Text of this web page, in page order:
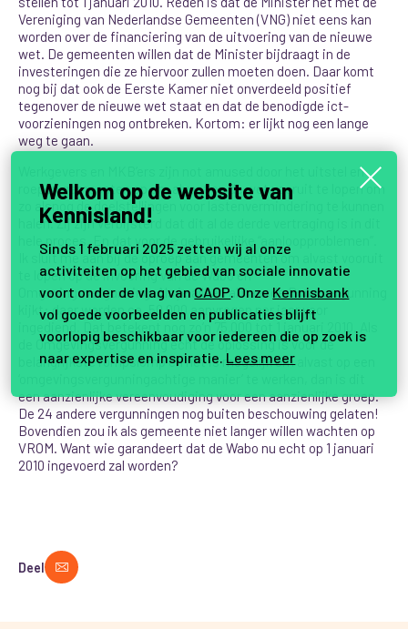
Vereniging van Nederlandse Gemeenten (VNG) niet eens kan
worden over de financiering van de uitvoering van de nieuwe
wet. De gemeenten willen dat de Minister bijdraagt in de
investeringen die ze hiervoor zullen moeten doen. Daar komt
nog bij dat ook de Eerste Kamer niet onverdeeld positief
tegenover de nieuwe wet staat en dat de benodigde ict-
voorzieningen nog ontbreken. Kortom: er lijkt nog een lange
weg te gaan.
Werkgevers en MKB’ers zijn not amused door het uitstel en
roepen gemeenten op om alvast op de wet vooruit te lopen om
zo alsnog de doelstellingen voor lastenvermindering te kunnen
halen. Zij zijn verbijsterd dat dit al de derde vertraging is in dit
hele proces. En dat voor de gebruikelijke “aanloopproblemen”.
Ik sluit me aan bij de oproep aan gemeenten om alvast vooruit
te lopen op de invoering van de Wabo en
Omgevingsvergunning. Als je alleen al naar de Bouwvergunning
kijkt: daar worden ca. 50.000 aanvragen per jaar voor
ingediend. Dat betekent nog zo’n 75.000 tot 1 januari 2010. Als
de Omgevingsvergunning echt de oplossing is voor de
belangrijkste rompslomp en het is mogelijk om alvast op een
een aanzienlijke vereenvoudiging voor een aanzienlijke groep.
De 24 andere vergunningen nog buiten beschouwing gelaten!
Bovendien zou ik als gemeente niet langer willen wachten op
VROM. Want wie garandeert dat de Wabo nu echt op 1 januari
2010 ingevoerd zal worden?
Deel
Welkom op de website van
Kennisland!
Sinds 1 februari 2025 zetten wij al onze
activiteiten op het gebied van sociale innovatie
voort onder de vlag van CAOP. Onze Kennisbank
vol goede voorbeelden en publicaties blijft
voorlopig beschikbaar voor iedereen die op zoek is
naar expertise en inspiratie. Lees meer